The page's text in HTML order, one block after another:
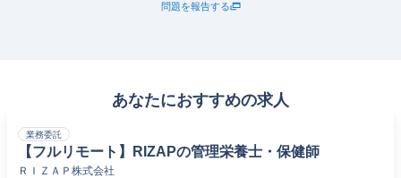
問題を報告する
あなたにおすすめの求人
業務委託
【フルリモート】RIZAPの管理栄養士・保健師
ＲＩＺＡＰ株式会社